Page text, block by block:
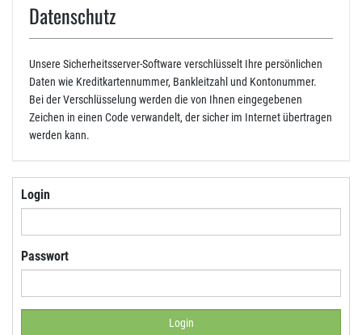
Datenschutz
Unsere Sicherheitsserver-Software verschlüsselt Ihre persönlichen
Daten wie Kreditkartennummer, Bankleitzahl und Kontonummer.
Bei der Verschlüsselung werden die von Ihnen eingegebenen
Zeichen in einen Code verwandelt, der sicher im Internet übertragen
werden kann.
Login
Passwort